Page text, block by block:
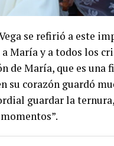
se refirió a este
María y a todos los
de María, que es
su corazón guardó
guardar la